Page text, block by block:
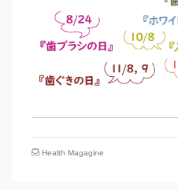
Health Magagine